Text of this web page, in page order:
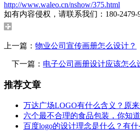
http://www.waleo.cn/nshow/375.html
如有内容侵权，请联系我们：180-2479-
上一篇： 物业公司宣传画册怎么设计？
下一篇： 电子公司画册设计应该怎么
推荐文章
万达广场LOGO有什么含义？原
六个最不合理的食品包装，你知
百度logo的设计理念是什么？有什